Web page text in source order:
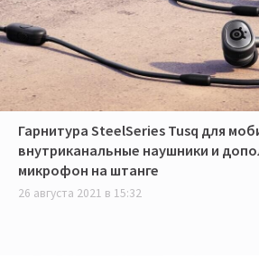
Гарнитура SteelSeries Tusq для
внутриканальные наушники и
микрофон на штанге
26 августа 2021 в 15:32